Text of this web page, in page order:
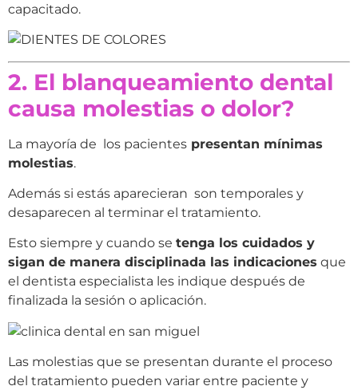
capacitado.
2. El blanqueamiento dental
causa molestias o dolor?
La mayoría de los pacientes presentan mínimas
molestias.
Además si estás aparecieran son temporales y
desaparecen al terminar el tratamiento.
Esto siempre y cuando se tenga los cuidados y
sigan de manera disciplinada las indicaciones que
el dentista especialista les indique después de
finalizada la sesión o aplicación.
Las molestias que se presentan durante el proceso
del tratamiento pueden variar entre paciente y